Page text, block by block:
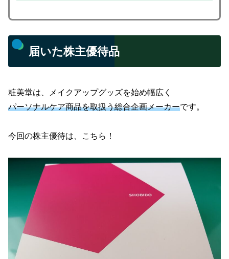
届いた株主優待品
粧美堂は、メイクアップグッズを始め幅広く
パーソナルケア商品を取扱う総合企画メーカーです。
今回の株主優待は、こちら！